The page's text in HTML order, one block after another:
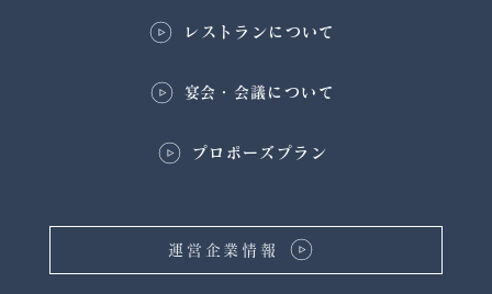
運営企業情報
​宴会・会議について
プロポーズプラン
レストランについて